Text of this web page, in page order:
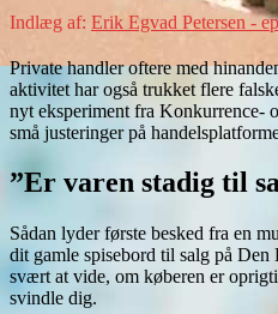
Indlæg af: Erik Egvad Petersen -
Private handler oftere med
aktivitet har også trukket flere
nyt eksperiment fra Konkurrence-
små justeringer på
”Er varen stadig til
Sådan lyder første besked fra en
dit gamle spisebord til salg på
svært at vide, om køberen er
svindle dig.